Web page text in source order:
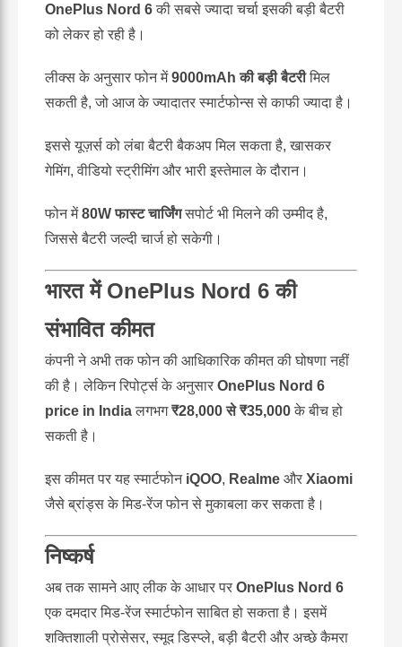
OnePlus Nord 6की सबसे ज्यादा चर्चा इसकी बड़ी बैटरी
को लेकर हो रही है।
लीक्स के अनुसार फोन में9000mAh की बड़ी बैटरीमिल
सकती है, जो आज के ज्यादातर स्मार्टफोन्स से काफी ज्यादा है।
इससे यूज़र्स को लंबा बैटरी बैकअप मिल सकता है, खासकर
गेमिंग, वीडियो स्ट्रीमिंग और भारी इस्तेमाल के दौरान।
फोन में80W फास्ट चार्जिंगसपोर्ट भी मिलने की उम्मीद है,
जिससे बैटरी जल्दी चार्ज हो सकेगी।
भारत में OnePlus Nord 6 की
संभावित कीमत
कंपनी ने अभी तक फोन की आधिकारिक कीमत की घोषणा नहीं
की है। लेकिन रिपोर्ट्स के अनुसार OnePlus Nord 6
price in Indiaलगभग₹28,000 से ₹35,000के बीच हो
सकती है।
इस कीमत पर यह स्मार्टफोन iQOO, Realme और Xiaomi
जैसे ब्रांड्स के मिड-रेंज फोन से मुकाबला कर सकता है।
निष्कर्ष
अब तक सामने आए लीक के आधार पर OnePlus Nord 6
एक दमदार मिड-रेंज स्मार्टफोन साबित हो सकता है। इसमें
शक्तिशाली प्रोसेसर, स्मूद डिस्प्ले, बड़ी बैटरी और अच्छे कैमरा